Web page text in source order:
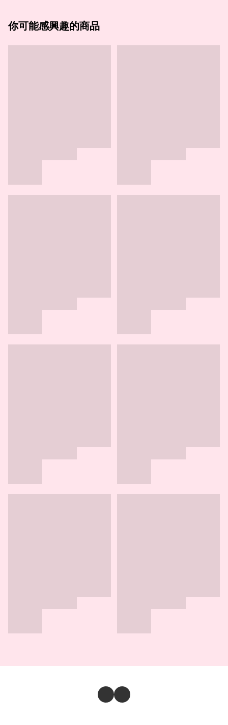
你可能感興趣的商品